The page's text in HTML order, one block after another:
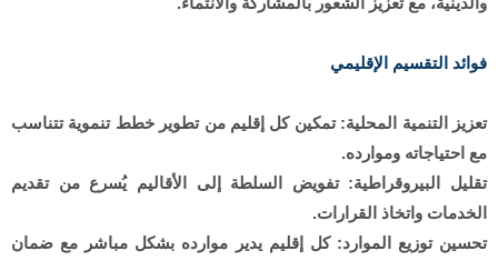
فوائد التقسيم الإقليمي
تعزيز التنمية المحلية: تمكين كل إقليم من تطوير خطط تنموية تتناسب
مع احتياجاته وموارده.
تقليل البيروقراطية: تفويض السلطة إلى الأقاليم يُسرع من تقديم
الخدمات واتخاذ القرارات.
تحسين توزيع الموارد: كل إقليم يدير موارده بشكل مباشر مع ضمان